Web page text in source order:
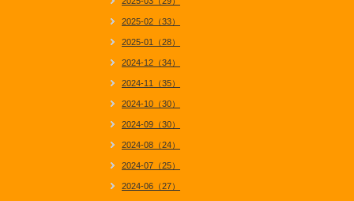
2025-02（33）
2025-01（28）
2024-12（34）
2024-11（35）
2024-10（30）
2024-09（30）
2024-08（24）
2024-07（25）
2024-06（27）